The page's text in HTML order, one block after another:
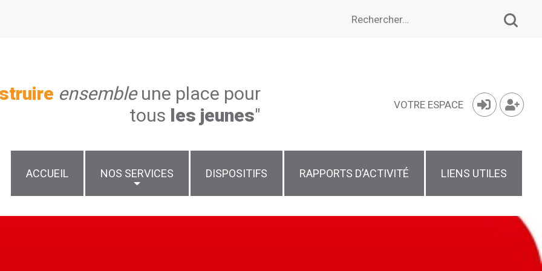
Rechercher :
ensembleune place pour
tous les jeunes" VOTRE ESPACE
ACCUEIL NOS SERVICES DISPOSITIFS RAPPORTS D’ACTIVITÉ LIENS UTILES